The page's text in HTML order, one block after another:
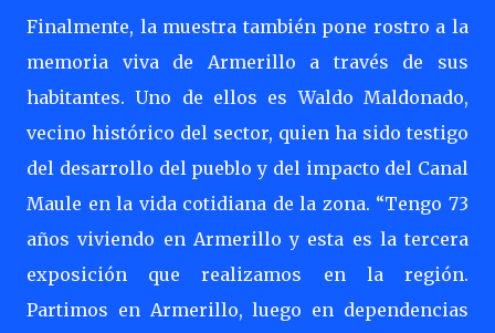
Finalmente, la muestra también pone rostro a la
memoria viva de Armerillo a través de sus
habitantes. Uno de ellos es Waldo Maldonado,
vecino histórico del sector, quien ha sido testigo
del desarrollo del pueblo y del impacto del Canal
Maule en la vida cotidiana de la zona. “Tengo 73
años viviendo en Armerillo y esta es la tercera
exposición que realizamos en la región.
Partimos en Armerillo, luego en dependencias